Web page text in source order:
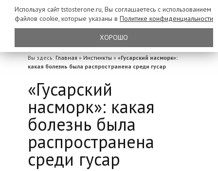
Вы здесь: Главная » Инстинкты » «Гусарский насморк»:
какая болезнь была распространена среди гусар
«Гусарский
насморк»: какая
болезнь была
распространена
среди гусар
Используя сайт tstosterone.ru, Вы соглашаетесь с использованием
файлов cookie, которые указаны в Политике конфиденциальности
ХОРОШО